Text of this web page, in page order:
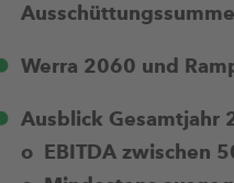
Werra 2060 und
Ausblick Gesamtjahr
o EBITDA zwischen